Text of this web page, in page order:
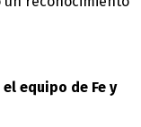
equipo de Fe y